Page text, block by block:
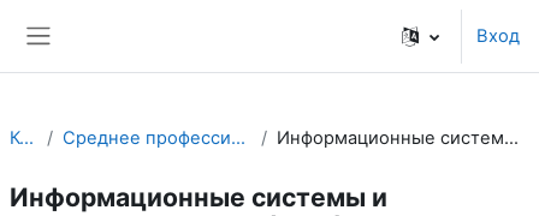
Вход
Курсы Среднее профессиональное образование Информационные системы и программирование (ИСП)
Информационные системы и